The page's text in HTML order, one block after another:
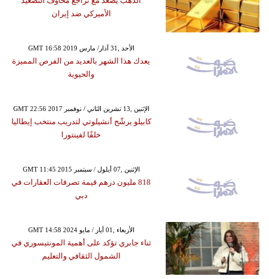
الأميركي ضد إيران
GMT 16:58 2019 الأحد ,31 آذار/ مارس
يعدك هذا الشهر بالعديد من الفرص المميزة
والحيوية
GMT 22:56 2017 الإثنين ,13 تشرين الثاني / نوفمبر
كابيلو يرشّح أنشيلوتي لتدريب منتخب إيطاليا
خلفًا لفينتورا
GMT 11:45 2015 الإثنين ,07 أيلول / سبتمبر
818 مليون درهم قيمة تصرفات العقارات في
دبي
GMT 14:58 2024 الأربعاء ,01 أيار / مايو
ثناء جابري تؤكد على أهمية المونتيسوري في
الشمول الثقافي والتعليم